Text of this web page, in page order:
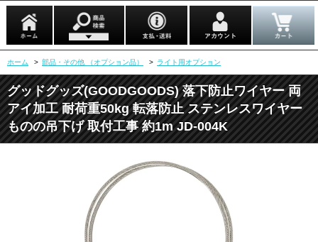
ホーム > 部品・その他 （オプション品） > ライト用オプション
グッドグッズ(GOODGOODS) 落下防止ワイヤー 両
アイ加工 耐荷重50kg 転落防止 ステンレスワイヤー
ものの吊下げ 取付工事 約1m JD-004K